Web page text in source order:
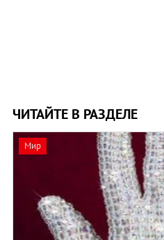
ЧИТАЙТЕ В РАЗДЕЛЕ
Мир